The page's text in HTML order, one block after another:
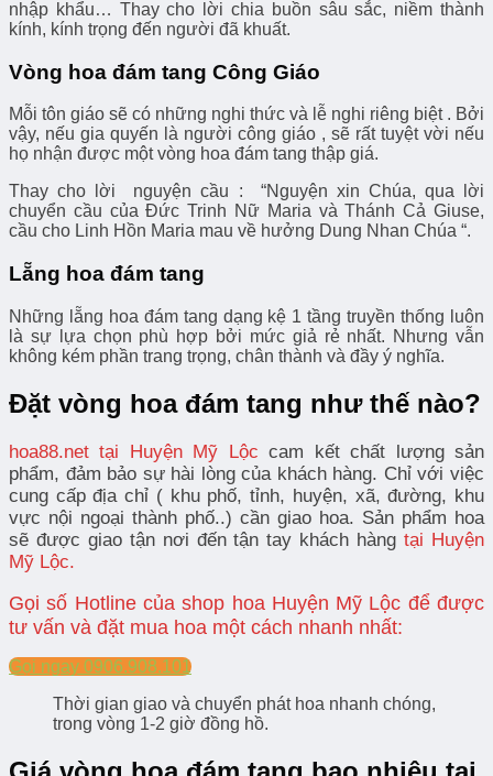
nhập khẩu… Thay cho lời chia buồn sâu sắc, niềm thành
kính, kính trọng đến người đã khuất.
Vòng hoa đám tang Công Giáo
Mỗi tôn giáo sẽ có những nghi thức và lễ nghi riêng biệt . Bởi
vậy, nếu gia quyến là người công giáo , sẽ rất tuyệt vời nếu
họ nhận được một vòng hoa đám tang thập giá.
Thay cho lời nguyện cầu : “Nguyện xin Chúa, qua lời
chuyển cầu của Đức Trinh Nữ Maria và Thánh Cả Giuse,
cầu cho Linh Hồn Maria mau về hưởng Dung Nhan Chúa “.
Lẵng hoa đám tang
Những lẵng hoa đám tang dạng kệ 1 tầng truyền thống luôn
là sự lựa chọn phù hợp bởi mức giả rẻ nhất. Nhưng vẫn
không kém phần trang trọng, chân thành và đầy ý nghĩa.
Đặt vòng hoa đám tang như thế nào?
hoa88.net tại Huyện Mỹ Lộc cam kết chất lượng sản
phẩm, đảm bảo sự hài lòng của khách hàng. Chỉ với việc
cung cấp địa chỉ ( khu phố, tỉnh, huyện, xã, đường, khu
vực nội ngoại thành phố..) cần giao hoa. Sản phẩm hoa
sẽ được giao tận nơi đến tận tay khách hàngtại Huyện
Mỹ Lộc.
Gọi số Hotline của shop hoa Huyện Mỹ Lộc để được
tư vấn và đặt mua hoa một cách nhanh nhất:
Gọi ngay 0906.908.101
Thời gian giao và chuyển phát hoa nhanh chóng,
trong vòng 1-2 giờ đồng hồ.